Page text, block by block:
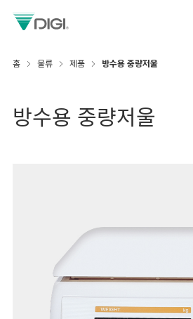
홈 물류 제품 방수용 중량저울
방수용 중량저울